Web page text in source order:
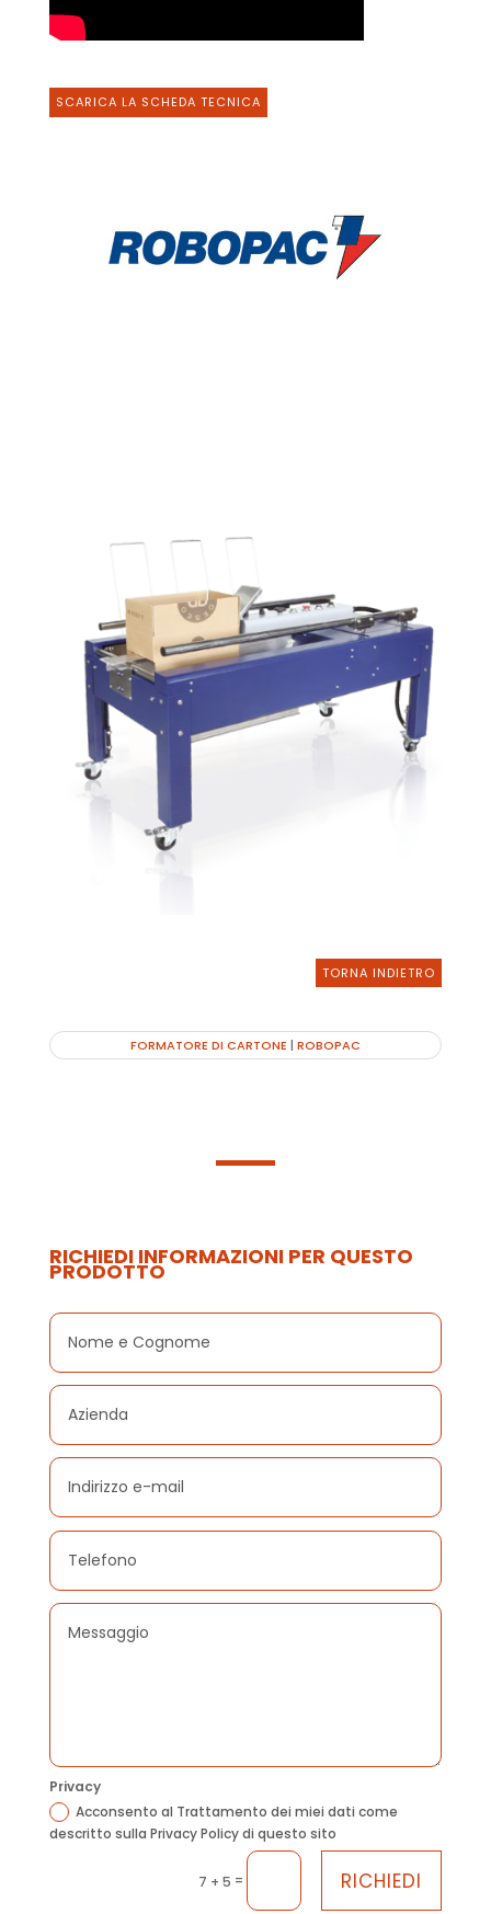
SCARICA LA SCHEDA TECNICA
TORNA INDIETRO
FORMATORE DI CARTONE | ROBOPAC
RICHIEDI INFORMAZIONI PER QUESTO
PRODOTTO
Privacy
Acconsento al Trattamento dei miei dati come
descritto sulla Privacy Policy di questo sito
7 + 5 = RICHIEDI